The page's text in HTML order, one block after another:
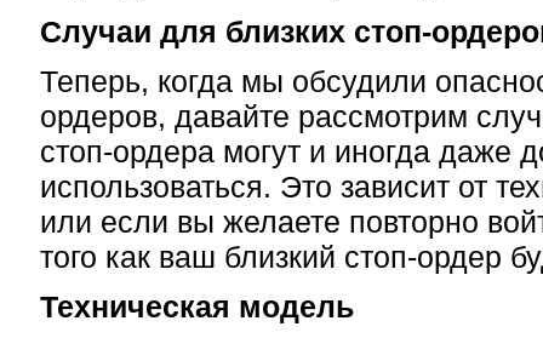
Случаи для близких стоп-
Теперь, когда мы обсудили
ордеров, давайте рассмотрим
стоп-ордера могут и иногда даже
использоваться. Это зависит от
или если вы желаете повторно
того как ваш близкий стоп-ордер
Техническая модель